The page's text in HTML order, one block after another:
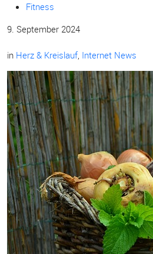
Fitness
9. September 2024
in Herz & Kreislauf, Internet News